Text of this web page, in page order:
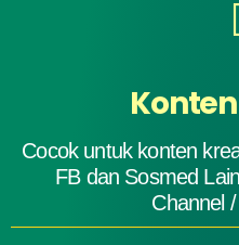
Cocok untuk konten
FB dan Sosmed
Channel